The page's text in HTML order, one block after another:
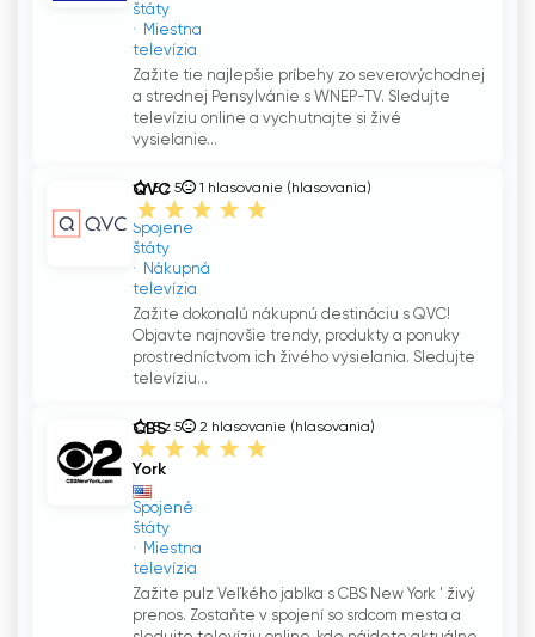
štáty
Miestna
televízia
Zažite tie najlepšie príbehy zo severovýchodnej
a strednej Pensylvánie s WNEP-TV. Sledujte
televíziu online a vychutnajte si živé
vysielanie...
QVC
Spojené
štáty
Nákupná
televízia
5 z 5 1 hlasovanie (hlasovania)
Zažite dokonalú nákupnú destináciu s QVC!
Objavte najnovšie trendy, produkty a ponuky
prostredníctvom ich živého vysielania. Sledujte
televíziu...
CBS
New
York
Spojené
štáty
Miestna
televízia
5 z 5 2 hlasovanie (hlasovania)
Zažite pulz Veľkého jablka s CBS New York ' živý
prenos. Zostaňte v spojení so srdcom mesta a